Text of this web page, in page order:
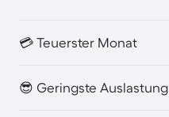
💳 Teuerster Monat
😎 Geringste Auslastung